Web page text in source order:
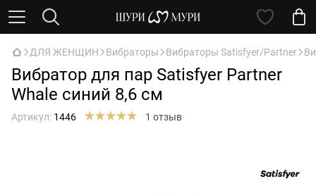
ДЛЯ ЖЕНЩИН Вибраторы Вибраторы Satisfyer/Partner
Вибратор для пар Satisfyer Partner
Whale синий 8,6 см
Артикул: 1446 1 отзыв